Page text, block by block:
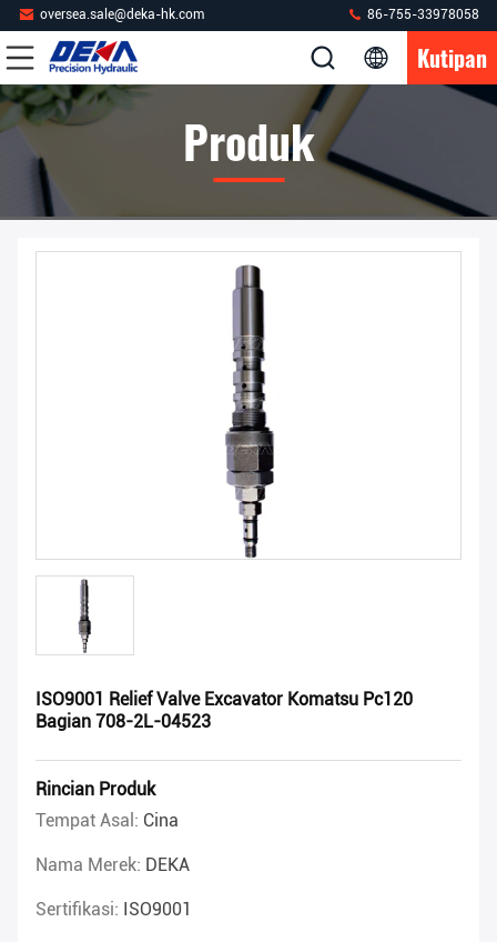
oversea.sale@deka-hk.com 86-755-33978058
Kutipan
Produk
ISO9001 Relief Valve Excavator Komatsu Pc120
Bagian 708-2L-04523
Rincian Produk
Tempat Asal: Cina
Nama Merek: DEKA
Sertifikasi: ISO9001